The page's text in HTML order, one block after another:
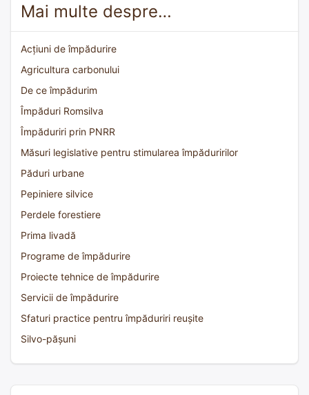
Mai multe despre…
Acțiuni de împădurire
Agricultura carbonului
De ce împădurim
Împăduri Romsilva
Împăduriri prin PNRR
Măsuri legislative pentru stimularea împăduririlor
Păduri urbane
Pepiniere silvice
Perdele forestiere
Prima livadă
Programe de împădurire
Proiecte tehnice de împădurire
Servicii de împădurire
Sfaturi practice pentru împăduriri reușite
Silvo-pășuni